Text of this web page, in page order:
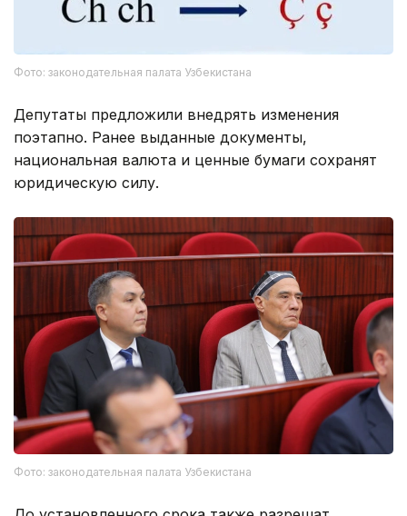
Фото: законодательная палата Узбекистана
Депутаты предложили внедрять изменения
поэтапно. Ранее выданные документы,
национальная валюта и ценные бумаги сохранят
юридическую силу.
Фото: законодательная палата Узбекистана